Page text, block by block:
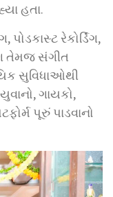
હતા.
રેકોર્ડિંગ,
તેમજ સંગીત
સુવિધાઓથી
ગાયકો,
પૂરું પાડવાનો